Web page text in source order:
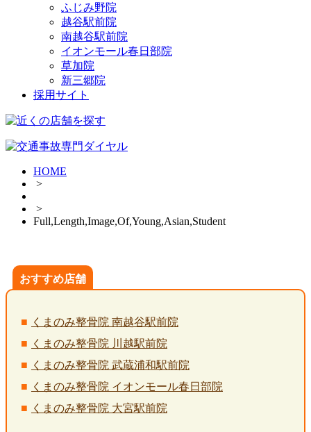
ふじみ野院
越谷駅前院
南越谷駅前院
イオンモール春日部院
草加院
新三郷院
採用サイト
HOME
>
>
Full,Length,Image,Of,Young,Asian,Student
おすすめ店舗
くまのみ整骨院 南越谷駅前院
くまのみ整骨院 川越駅前院
くまのみ整骨院 武蔵浦和駅前院
くまのみ整骨院 イオンモール春日部院
くまのみ整骨院 大宮駅前院